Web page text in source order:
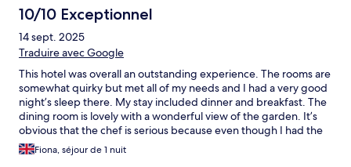
10/10 Exceptionnel
14 sept. 2025
Traduire avec Google
This hotel was overall an outstanding experience. The rooms are
somewhat quirky but met all of my needs and I had a very good
night’s sleep there. My stay included dinner and breakfast. The
dining room is lovely with a wonderful view of the garden. It’s
obvious that the chef is serious because even though I had the
“cheaper” option, my dinner was still better than many other
places I have been on my trip. I also found the staff to be very
Fiona, séjour de 1 nuit